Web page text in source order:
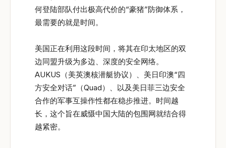
何登陆部队付出极高代价的“豪猪”防御体系，
最需要的就是时间。
美国正在利用这段时间，将其在印太地区的双
边同盟升级为多边、深度的安全网络。
AUKUS（美英澳核潜艇协议）、美日印澳“四
方安全对话”（Quad）、以及美日菲三边安全
合作的军事互操作性都在稳步推进。时间越
长，这个旨在威慑中国大陆的包围网就结合得
越紧密。